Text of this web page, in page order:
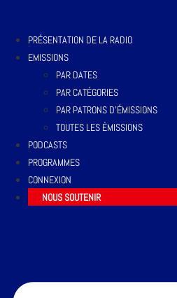
PRÉSENTATION DE LA RADIO
EMISSIONS
PAR DATES
PAR CATÉGORIES
PAR PATRONS D’ÉMISSIONS
TOUTES LES ÉMISSIONS
PODCASTS
PROGRAMMES
CONNEXION
NOUS SOUTENIR